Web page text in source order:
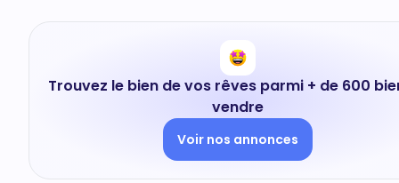
Trouvez le bien de vos rêves parmi + de 600
vendre
Voir nos annonces